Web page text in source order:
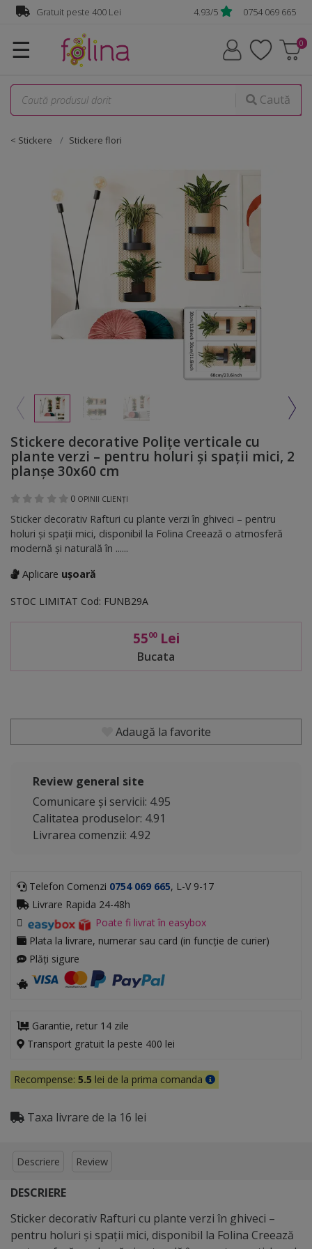
Gratuit peste 400 Lei 4.93/5 0754 069 665
☰
Caută
< Stickere Stickere flori
Stickere decorative Poliţe verticale cu
plante verzi – pentru holuri și spații mici, 2
planşe 30x60 cm
0 OPINII CLIENȚI
Sticker decorativ Rafturi cu plante verzi în ghiveci – pentru
holuri și spații mici, disponibil la Folina Creează o atmosferă
modernă și naturală în ......
Aplicare ușoară
STOC LIMITAT Cod: FUNB29A
5500Lei
Bucata
Adaugă la favorite
Review general site
Comunicare și servicii: 4.95
Calitatea produselor: 4.91
Livrarea comenzii: 4.92
Telefon Comenzi 0754 069 665, L-V 9-17
Livrare Rapida 24-48h
Poate fi livrat în easybox
Plata la livrare, numerar sau card (in funcție de curier)
Plăți sigure
Garantie, retur 14 zile
Transport gratuit la peste 400 lei
Recompense: 5.5 lei de la prima comanda
Taxa livrare de la 16 lei
Descriere Review
DESCRIERE
Sticker decorativ Rafturi cu plante verzi în ghiveci –
pentru holuri și spații mici, disponibil la Folina Creează